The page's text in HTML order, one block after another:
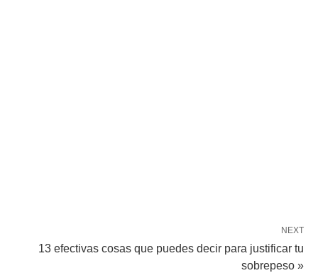
NEXT
13 efectivas cosas que puedes decir para justificar tu
sobrepeso »